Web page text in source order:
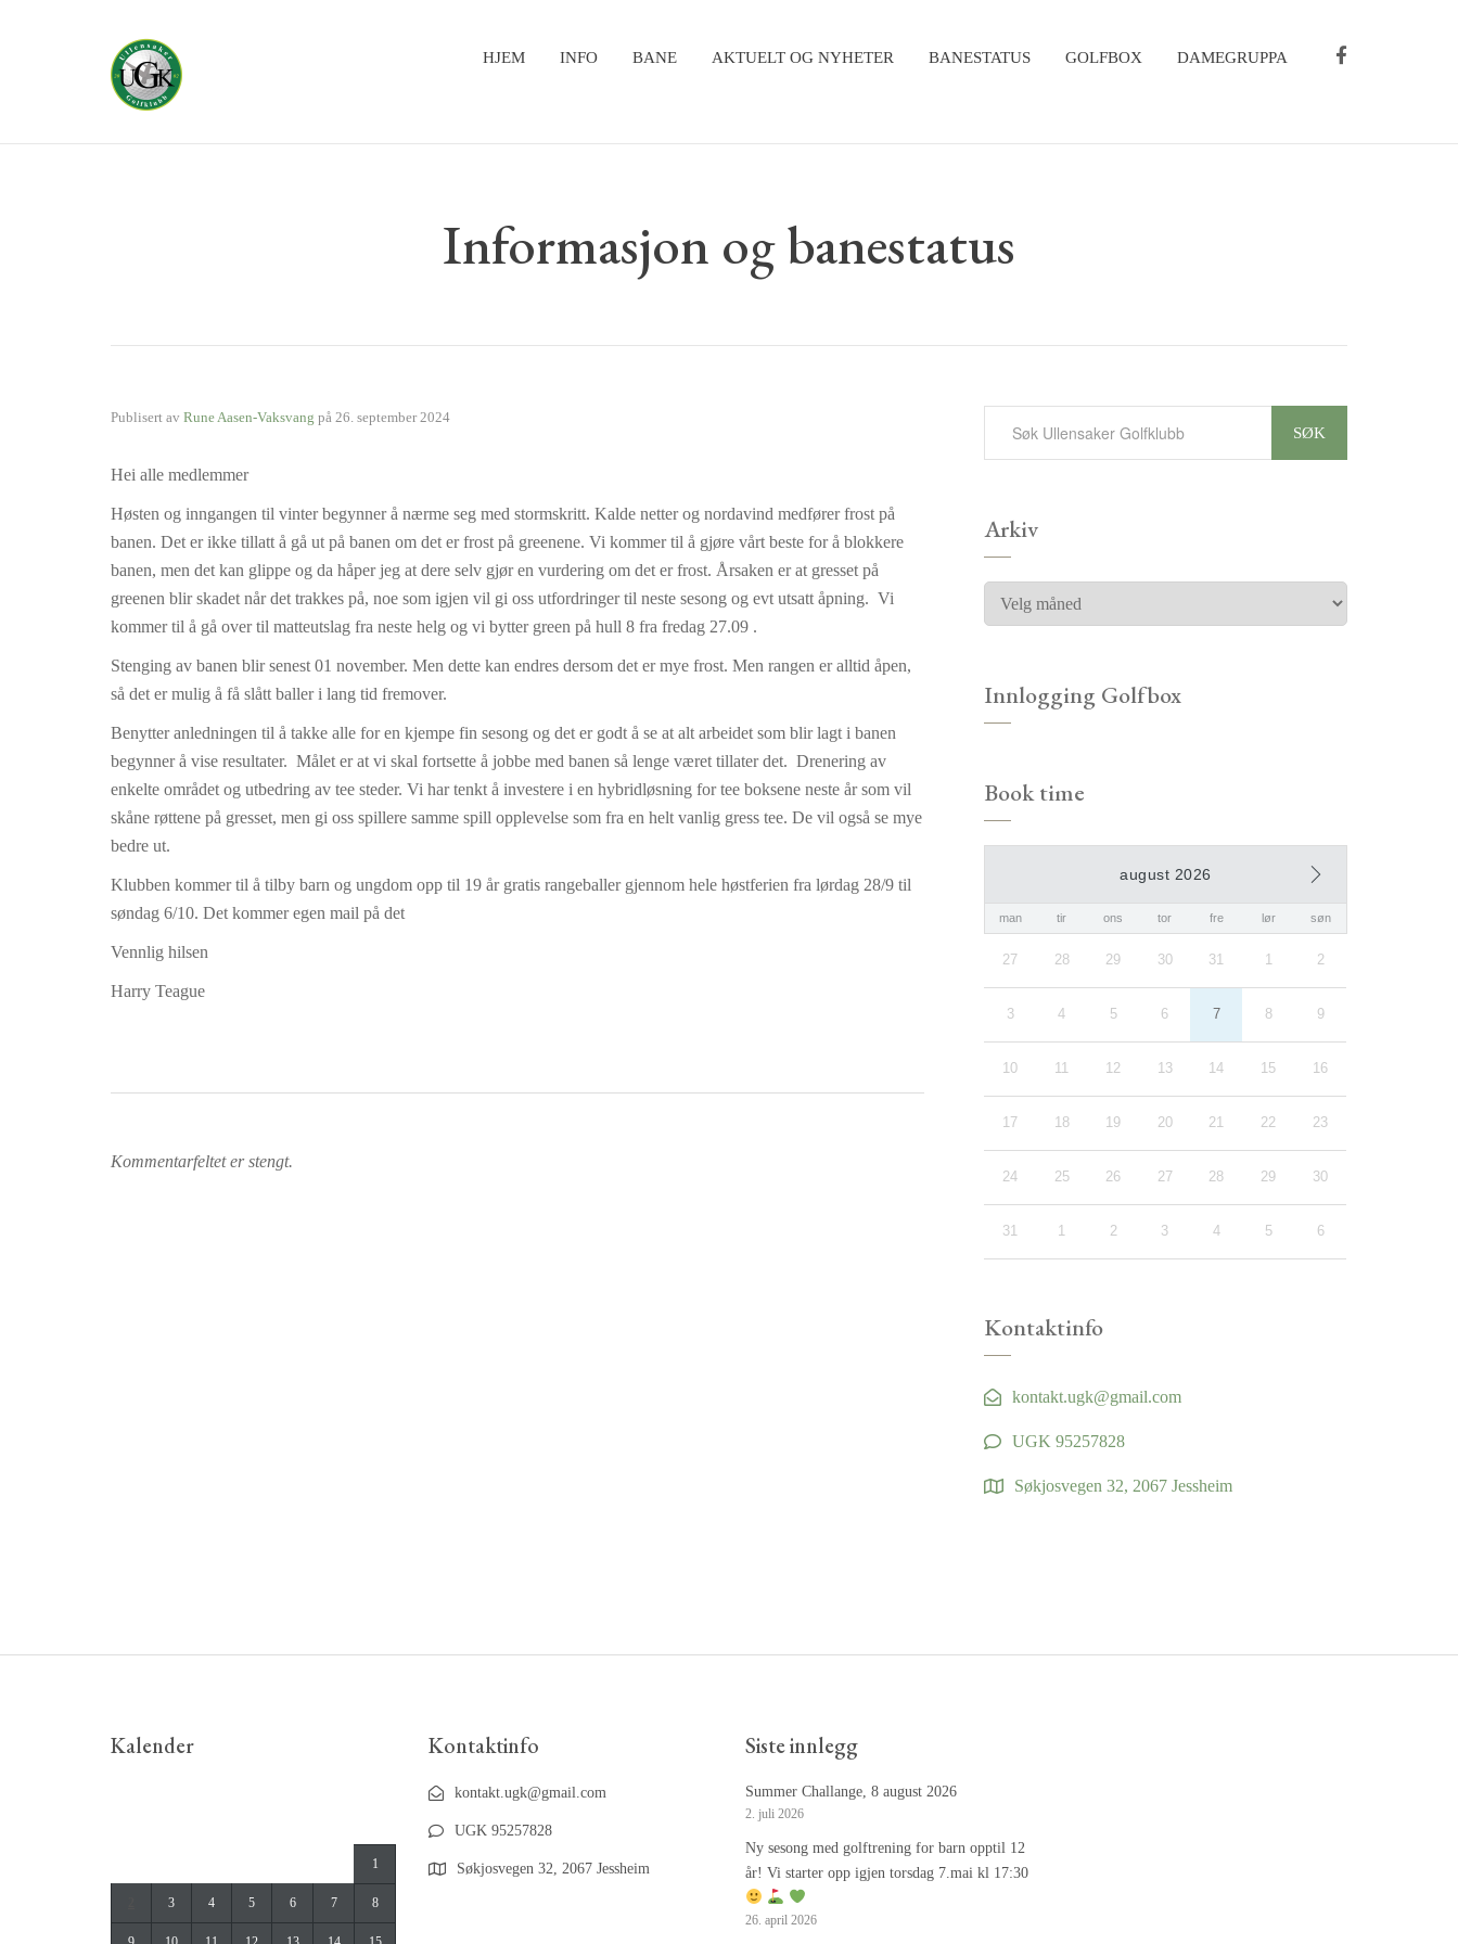
HJEM INFO BANE AKTUELT OG NYHETER BANESTATUS GOLFBOX DAMEGRUPPA
Informasjon og banestatus
Publisert av Rune Aasen-Vaksvang på 26. september 2024
Hei alle medlemmer
Høsten og inngangen til vinter begynner å nærme seg med stormskritt. Kalde netter og nordavind medfører frost på
banen. Det er ikke tillatt å gå ut på banen om det er frost på greenene. Vi kommer til å gjøre vårt beste for å blokkere
banen, men det kan glippe og da håper jeg at dere selv gjør en vurdering om det er frost. Årsaken er at gresset på
greenen blir skadet når det trakkes på, noe som igjen vil gi oss utfordringer til neste sesong og evt utsatt åpning. Vi
kommer til å gå over til matteutslag fra neste helg og vi bytter green på hull 8 fra fredag 27.09 .
Stenging av banen blir senest 01 november. Men dette kan endres dersom det er mye frost. Men rangen er alltid åpen,
så det er mulig å få slått baller i lang tid fremover.
Benytter anledningen til å takke alle for en kjempe fin sesong og det er godt å se at alt arbeidet som blir lagt i banen
begynner å vise resultater. Målet er at vi skal fortsette å jobbe med banen så lenge været tillater det. Drenering av
enkelte området og utbedring av tee steder. Vi har tenkt å investere i en hybridløsning for tee boksene neste år som vil
skåne røttene på gresset, men gi oss spillere samme spill opplevelse som fra en helt vanlig gress tee. De vil også se mye
bedre ut.
Klubben kommer til å tilby barn og ungdom opp til 19 år gratis rangeballer gjennom hele høstferien fra lørdag 28/9 til
søndag 6/10. Det kommer egen mail på det
Vennlig hilsen
Harry Teague
Kommentarfeltet er stengt.
SØK
Arkiv
Innlogging Golfbox
Book time
august 2026
man tir ons tor fre lør søn
27 28 29 30 31 1 2
3 4 5 6 7 8 9
10 11 12 13 14 15 16
17 18 19 20 21 22 23
24 25 26 27 28 29 30
31 1 2 3 4 5 6
Kontaktinfo
kontakt.ugk@gmail.com
UGK 95257828
Søkjosvegen 32, 2067 Jessheim
Kalender
1
3 4 5 6 7 8
Kontaktinfo
kontakt.ugk@gmail.com
UGK 95257828
Søkjosvegen 32, 2067 Jessheim
Siste innlegg
Summer Challange, 8 august 2026
2. juli 2026
Ny sesong med golftrening for barn opptil 12
år! Vi starter opp igjen torsdag 7.mai kl 17:30
26. april 2026